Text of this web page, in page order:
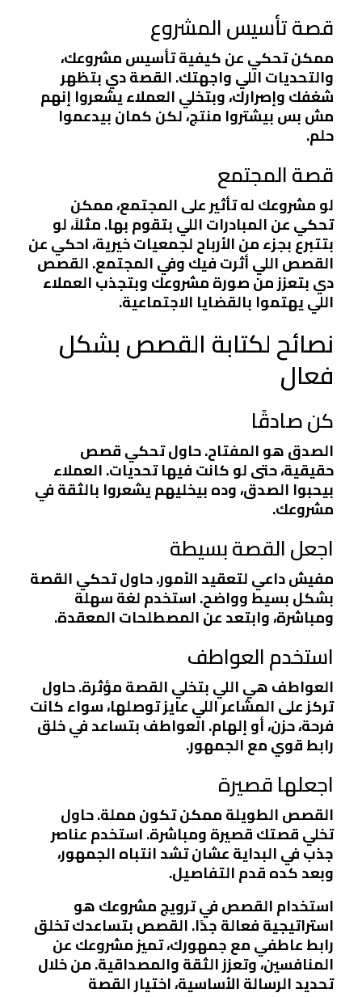
قصة تأسيس المشروع
ممكن تحكي عن كيفية تأسيس مشروعك،
والتحديات اللي واجهتك. القصة دي بتظهر
شغفك وإصرارك، وبتخلي العملاء يشعروا إنهم
مش بس بيشتروا منتج، لكن كمان بيدعموا
حلم.
قصة المجتمع
لو مشروعك له تأثير على المجتمع، ممكن
تحكي عن المبادرات اللي بتقوم بها. مثلاً، لو
بتتبرع بجزء من الأرباح لجمعيات خيرية، احكي عن
القصص اللي أثرت فيك وفي المجتمع. القصص
دي بتعزز من صورة مشروعك وبتجذب العملاء
اللي يهتموا بالقضايا الاجتماعية.
نصائح لكتابة القصص بشكل
فعال
كن صادقًا
الصدق هو المفتاح. حاول تحكي قصص
حقيقية، حتى لو كانت فيها تحديات. العملاء
بيحبوا الصدق، وده بيخليهم يشعروا بالثقة في
مشروعك.
اجعل القصة بسيطة
مفيش داعي لتعقيد الأمور. حاول تحكي القصة
بشكل بسيط وواضح. استخدم لغة سهلة
ومباشرة، وابتعد عن المصطلحات المعقدة.
استخدم العواطف
العواطف هي اللي بتخلي القصة مؤثرة. حاول
تركز على المشاعر اللي عايز توصلها، سواء كانت
فرحة، حزن، أو إلهام. العواطف بتساعد في خلق
رابط قوي مع الجمهور.
اجعلها قصيرة
القصص الطويلة ممكن تكون مملة. حاول
تخلي قصتك قصيرة ومباشرة. استخدم عناصر
جذب في البداية عشان تشد انتباه الجمهور،
وبعد كده قدم التفاصيل.
استخدام القصص في ترويج مشروعك هو
استراتيجية فعالة جدًا. القصص بتساعدك تخلق
رابط عاطفي مع جمهورك، تميز مشروعك عن
المنافسين، وتعزز الثقة والمصداقية. من خلال
تحديد الرسالة الأساسية، اختيار القصة